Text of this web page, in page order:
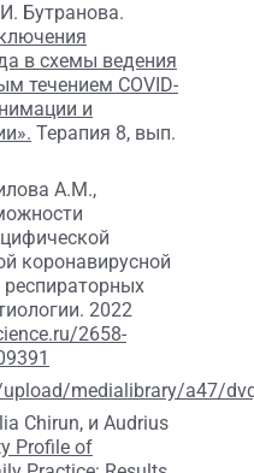
Бутранова.
в схемы ведения
течением COVID-
и
Терапия 8, вып.
А.М.,
коронавирусной
2022
2658-
medialibrary/a47/
Chirun, и Audrius
Profile of